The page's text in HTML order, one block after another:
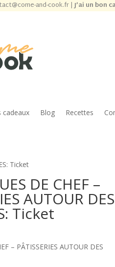
and-cook.fr|J’ai un bon
cadeaux Blog Recettes
Ticket
DE CHEF –
AUTOUR DES
Ticket
– PÂTISSERIES AUTOUR DES